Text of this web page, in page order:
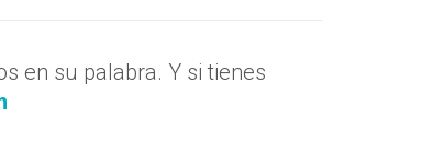
en su palabra. Y si tienes